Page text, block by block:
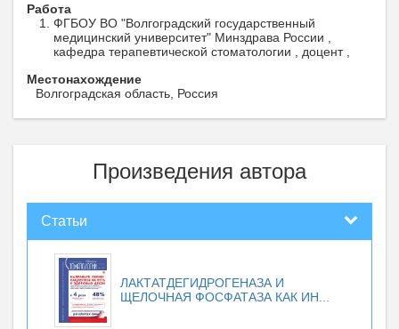
Работа
ФГБОУ ВО "Волгоградский государственный
медицинский университет" Минздрава России ,
кафедра терапевтической стоматологии , доцент ,
Местонахождение
Волгоградская область, Россия
Произведения автора
Статьи
ЛАКТАТДЕГИДРОГЕНАЗА И
ЩЕЛОЧНАЯ ФОСФАТАЗА КАК ИН...